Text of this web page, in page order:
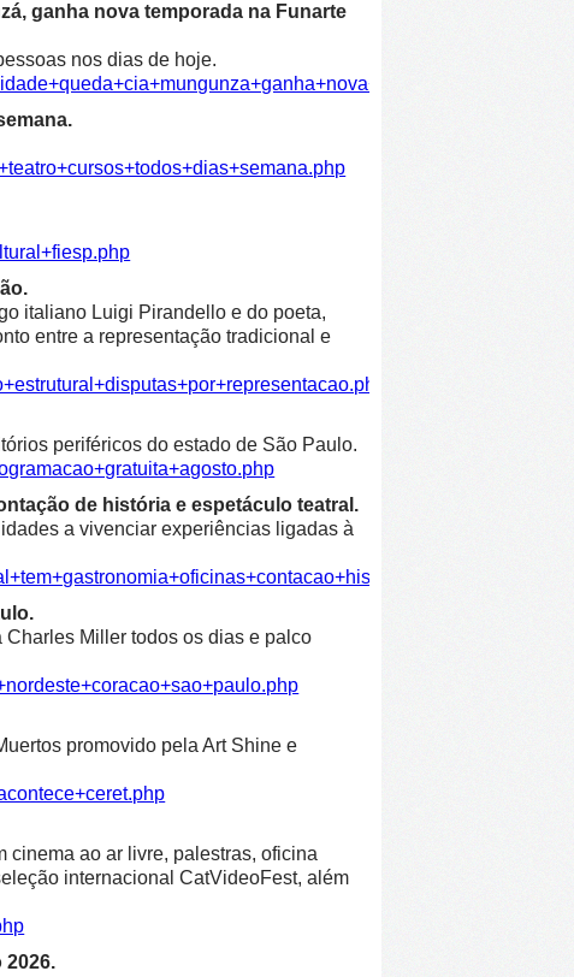
ganha nova temporada na Funarte
nos dias de hoje.
italiano Luigi Pirandello e do poeta,
entre a representação tradicional e
periféricos do estado de São Paulo.
de história e espetáculo teatral.
a vivenciar experiências ligadas à
Miller todos os dias e palco
promovido pela Art Shine e
cinema ao ar livre, palestras, oficina
internacional CatVideoFest, além
2026.